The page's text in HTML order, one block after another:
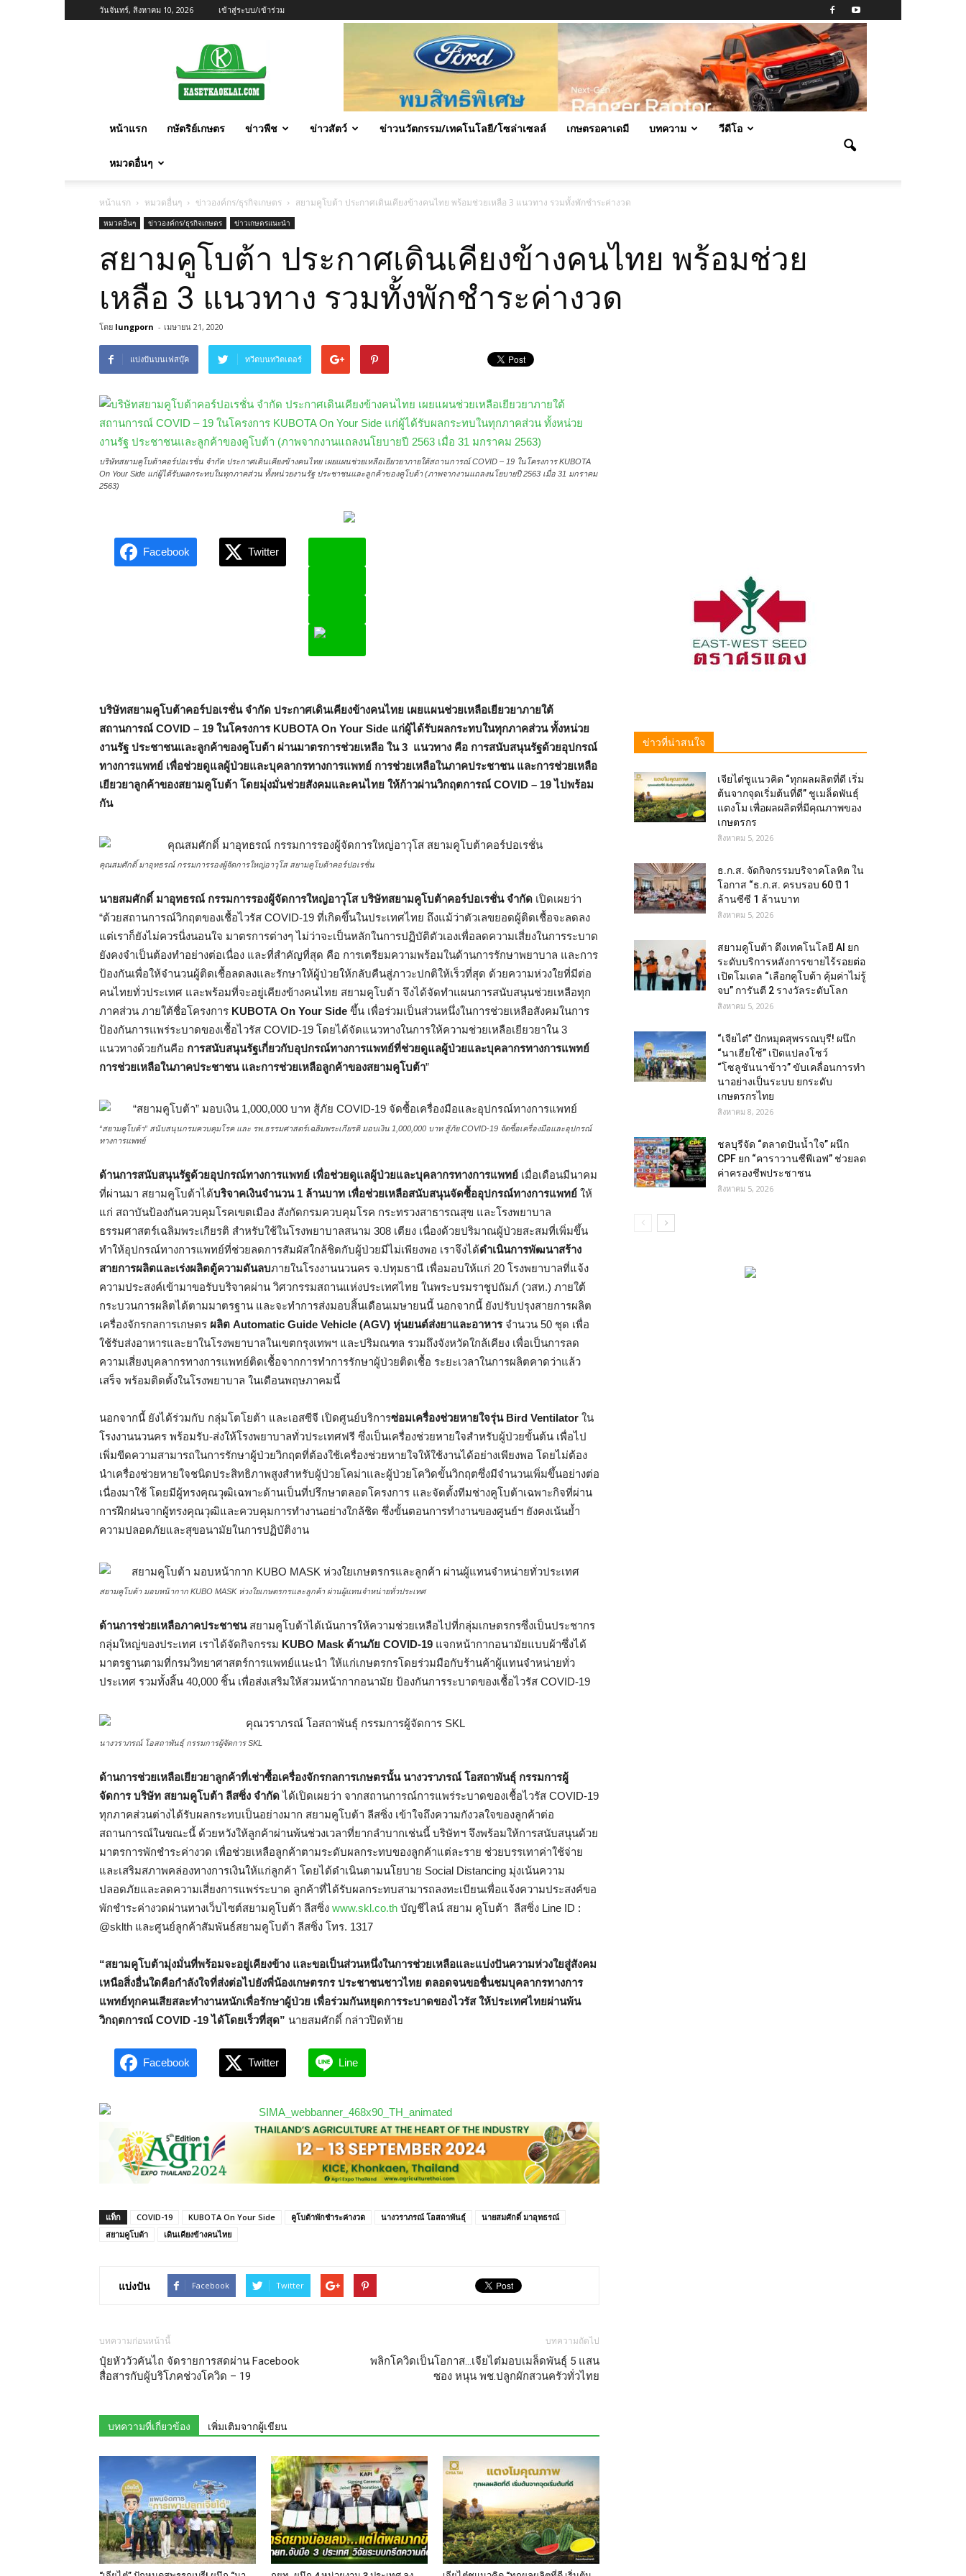
วันจันทร์, สิงหาคม 10, 2026 เข้าสู่ระบบ/เข้าร่วม
หน้าแรก กษัตริย์เกษตร ข่าวพืช ข่าวสัตว์ ข่าวนวัตกรรม/เทคโนโลยี/โซล่าเซลล์ เกษตรอคาเดมี บทความ วีดีโอ
หมวดอื่นๆ
หน้าแรก หมวดอื่นๆ ข่าวองค์กร/ธุรกิจเกษตร สยามคูโบต้า ประกาศเดินเคียงข้างคนไทย พร้อมช่วยเหลือ 3 แนวทาง รวมทั้งพักชำระค่างวด
หมวดอื่นๆ ข่าวองค์กร/ธุรกิจเกษตร ข่าวเกษตรแนะนำ
สยามคูโบต้า ประกาศเดินเคียงข้างคนไทย พร้อมช่วย
เหลือ 3 แนวทาง รวมทั้งพักชำระค่างวด
โดย lungporn - เมษายน 21, 2020
แบ่งปันบนเฟสบุ๊ค ทวีตบนทวิตเตอร์
บริษัทสยามคูโบต้าคอร์ปอเรชั่น จำกัด ประกาศเดินเคียงข้างคนไทย เผยแผนช่วยเหลือเยียวยาภายใต้สถานการณ์ COVID – 19 ในโครงการ KUBOTA
On Your Side แก่ผู้ได้รับผลกระทบในทุกภาคส่วน ทั้งหน่วยงานรัฐ ประชาชนและลูกค้าของคูโบต้า (ภาพจากงานแถลงนโยบายปี 2563 เมื่อ 31 มกราคม
2563)
Facebook Twitter
บริษัทสยามคูโบต้าคอร์ปอเรชั่น จำกัด ประกาศเดินเคียงข้างคนไทย เผยแผนช่วยเหลือเยียวยาภายใต้
สถานการณ์ COVID – 19 ในโครงการ KUBOTA On Your Side แก่ผู้ได้รับผลกระทบในทุกภาคส่วน ทั้งหน่วย
งานรัฐ ประชาชนและลูกค้าของคูโบต้า ผ่านมาตรการช่วยเหลือ ใน 3 แนวทาง คือ การสนับสนุนรัฐด้วยอุปกรณ์
ทางการแพทย์ เพื่อช่วยดูแลผู้ป่วยและบุคลากรทางการแพทย์ การช่วยเหลือในภาคประชาชน และการช่วยเหลือ
เยียวยาลูกค้าของสยามคูโบต้า โดยมุ่งมั่นช่วยสังคมและคนไทย ให้ก้าวผ่านวิกฤตการณ์ COVID – 19 ไปพร้อม
กัน
คุณสมศักดิ์ มาอุทธรณ์ กรรมการรองผู้จัดการใหญ่อาวุโส สยามคูโบต้าคอร์ปอเรชั่น
นายสมศักดิ์ มาอุทธรณ์ กรรมการรองผู้จัดการใหญ่อาวุโส บริษัทสยามคูโบต้าคอร์ปอเรชั่น จำกัด เปิดเผยว่า
“ด้วยสถานการณ์วิกฤตของเชื้อไวรัส COVID-19 ที่เกิดขึ้นในประเทศไทย ถึงแม้ว่าตัวเลขยอดผู้ติดเชื้อจะลดลง
แต่เราก็ยังไม่ควรนิ่งนอนใจ มาตรการต่างๆ ไม่ว่าจะเป็นหลักในการปฏิบัติตัวเองเพื่อลดความเสี่ยงในการระบาด
ยังคงจำเป็นต้องทำอย่างต่อเนื่อง และที่สำคัญที่สุด คือ การเตรียมความพร้อมในด้านการรักษาพยาบาล และการ
ป้องกันเพื่อให้จำนวนผู้ติดเชื้อลดลงและรักษาให้ผู้ป่วยให้กลับคืนสู่ภาวะปกติให้เร็วที่สุด ด้วยความห่วงใยที่มีต่อ
คนไทยทั่วประเทศ และพร้อมที่จะอยู่เคียงข้างคนไทย สยามคูโบต้า จึงได้จัดทำแผนการสนับสนุนช่วยเหลือทุก
ภาคส่วน ภายใต้ชื่อโครงการ KUBOTA On Your Side ขึ้น เพื่อร่วมเป็นส่วนหนึ่งในการช่วยเหลือสังคมในการ
ป้องกันการแพร่ระบาดของเชื้อไวรัส COVID-19 โดยได้จัดแนวทางในการให้ความช่วยเหลือเยียวยาใน 3
แนวทางด้วยกันคือ การสนับสนุนรัฐเกี่ยวกับอุปกรณ์ทางการแพทย์ที่ช่วยดูแลผู้ป่วยและบุคลากรทางการแพทย์
การช่วยเหลือในภาคประชาชน และการช่วยเหลือลูกค้าของสยามคูโบต้า”
“สยามคูโบต้า” สนับสนุนกรมควบคุมโรค และ รพ.ธรรมศาสตร์เฉลิมพระเกียรติ มอบเงิน 1,000,000 บาท สู้ภัย COVID-19 จัดซื้อเครื่องมือและอุปกรณ์
ทางการแพทย์
ด้านการสนับสนุนรัฐด้วยอุปกรณ์ทางการแพทย์ เพื่อช่วยดูแลผู้ป่วยและบุคลากรทางการแพทย์ เมื่อเดือนมีนาคม
ที่ผ่านมา สยามคูโบต้าได้บริจาคเงินจำนวน 1 ล้านบาท เพื่อช่วยเหลือสนับสนุนจัดซื้ออุปกรณ์ทางการแพทย์ ให้
แก่ สถาบันป้องกันควบคุมโรคเขตเมือง สังกัดกรมควบคุมโรค กระทรวงสาธารณสุข และโรงพยาบาล
ธรรมศาสตร์เฉลิมพระเกียรติ สำหรับใช้ในโรงพยาบาลสนาม 308 เตียง เนื่องด้วยปริมาณผู้ป่วยสะสมที่เพิ่มขึ้น
ทำให้อุปกรณ์ทางการแพทย์ที่ช่วยลดการสัมผัสใกล้ชิดกับผู้ป่วยมีไม่เพียงพอ เราจึงได้ดำเนินการพัฒนาสร้าง
สายการผลิตและเร่งผลิตตู้ความดันลบภายในโรงงานนวนคร จ.ปทุมธานี เพื่อมอบให้แก่ 20 โรงพยาบาลที่แจ้ง
ความประสงค์เข้ามาขอรับบริจาคผ่าน วิศวกรรมสถานแห่งประเทศไทย ในพระบรมราชูปถัมภ์ (วสท.) ภายใต้
กระบวนการผลิตได้ตามมาตรฐาน และจะทำการส่งมอบสิ้นเดือนเมษายนนี้ นอกจากนี้ ยังปรับปรุงสายการผลิต
เครื่องจักรกลการเกษตร ผลิต Automatic Guide Vehicle (AGV) หุ่นยนต์ส่งยาและอาหารจำนวน 50 ชุด เพื่อ
ใช้รับส่งอาหารและยาในโรงพยาบาลในเขตกรุงเทพฯ และปริมณฑล รวมถึงจังหวัดใกล้เคียง เพื่อเป็นการลด
ความเสี่ยงบุคลากรทางการแพทย์ติดเชื้อจากการทำการรักษาผู้ป่วยติดเชื้อ ระยะเวลาในการผลิตคาดว่าแล้ว
เสร็จ พร้อมติดตั้งในโรงพยาบาล ในเดือนพฤษภาคมนี้
นอกจากนี้ ยังได้ร่วมกับ กลุ่มโตโยต้า และเอสซีจี เปิดศูนย์บริการซ่อมเครื่องช่วยหายใจรุ่น Bird Ventilator ใน
โรงงานนวนคร พร้อมรับ-ส่งให้โรงพยาบาลทั่วประเทศฟรี ซึ่งเป็นเครื่องช่วยหายใจสำหรับผู้ป่วยขั้นต้น เพื่อไป
เพิ่มขีดความสามารถในการรักษาผู้ป่วยวิกฤตที่ต้องใช้เครื่องช่วยหายใจให้ใช้งานได้อย่างเพียงพอ โดยไม่ต้อง
นำเครื่องช่วยหายใจชนิดประสิทธิภาพสูงสำหรับผู้ป่วยโคม่าและผู้ป่วยโควิดขั้นวิกฤตซึ่งมีจำนวนเพิ่มขึ้นอย่างต่อ
เนื่องมาใช้ โดยมีผู้ทรงคุณวุฒิเฉพาะด้านเป็นที่ปรึกษาตลอดโครงการ และจัดตั้งทีมช่างคูโบต้าเฉพาะกิจที่ผ่าน
การฝึกฝนจากผู้ทรงคุณวุฒิและควบคุมการทำงานอย่างใกล้ชิด ซึ่งขั้นตอนการทำงานของศูนย์ฯ ยังคงเน้นย้ำ
ความปลอดภัยและสุขอนามัยในการปฏิบัติงาน
สยามคูโบต้า มอบหน้ากาก KUBO MASK ห่วงใยเกษตรกรและลูกค้า ผ่านผู้แทนจำหน่ายทั่วประเทศ
ด้านการช่วยเหลือภาคประชาชนสยามคูโบต้าได้เน้นการให้ความช่วยเหลือไปที่กลุ่มเกษตรกรซึ่งเป็นประชากร
กลุ่มใหญ่ของประเทศ เราได้จัดกิจกรรม KUBO Mask ต้านภัย COVID-19 แจกหน้ากากอนามัยแบบผ้าซึ่งได้
มาตรฐานตามที่กรมวิทยาศาสตร์การแพทย์แนะนำ ให้แก่เกษตรกรโดยร่วมมือกับร้านค้าผู้แทนจำหน่ายทั่ว
ประเทศ รวมทั้งสิ้น 40,000 ชิ้น เพื่อส่งเสริมให้สวมหน้ากากอนามัย ป้องกันการระบาดของเชื้อไวรัส COVID-19
นางวราภรณ์ โอสถาพันธุ์ กรรมการผู้จัดการ SKL
ด้านการช่วยเหลือเยียวยาลูกค้าที่เช่าซื้อเครื่องจักรกลการเกษตรนั้น นางวราภรณ์ โอสถาพันธุ์ กรรมการผู้
จัดการ บริษัท สยามคูโบต้า ลีสซิ่ง จำกัดได้เปิดเผยว่า จากสถานการณ์การแพร่ระบาดของเชื้อไวรัส COVID-19
ทุกภาคส่วนต่างได้รับผลกระทบเป็นอย่างมาก สยามคูโบต้า ลีสซิ่ง เข้าใจถึงความกังวลใจของลูกค้าต่อ
สถานการณ์ในขณะนี้ ด้วยหวังให้ลูกค้าผ่านพ้นช่วงเวลาที่ยากลำบากเช่นนี้ บริษัทฯ จึงพร้อมให้การสนับสนุนด้วย
มาตรการพักชำระค่างวด เพื่อช่วยเหลือลูกค้าตามระดับผลกระทบของลูกค้าแต่ละราย ช่วยบรรเทาค่าใช้จ่าย
และเสริมสภาพคล่องทางการเงินให้แก่ลูกค้า โดยได้ดำเนินตามนโยบาย Social Distancing มุ่งเน้นความ
ปลอดภัยและลดความเสี่ยงการแพร่ระบาด ลูกค้าที่ได้รับผลกระทบสามารถลงทะเบียนเพื่อแจ้งความประสงค์ขอ
พักชำระค่างวดผ่านทางเว็บไซต์สยามคูโบต้า ลีสซิ่ง www.skl.co.th บัญชีไลน์ สยาม คูโบต้า ลีสซิ่ง Line ID :
@sklth และศูนย์ลูกค้าสัมพันธ์สยามคูโบต้า ลีสซิ่ง โทร. 1317
“สยามคูโบต้ามุ่งมั่นที่พร้อมจะอยู่เคียงข้าง และขอเป็นส่วนหนึ่งในการช่วยเหลือและแบ่งปันความห่วงใยสู่สังคม
เหนือสิ่งอื่นใดคือกำลังใจที่ส่งต่อไปยังพี่น้องเกษตรกร ประชาชนชาวไทย ตลอดจนขอชื่นชมบุคลากรทางการ
แพทย์ทุกคนเสียสละทำงานหนักเพื่อรักษาผู้ป่วย เพื่อร่วมกันหยุดการระบาดของไวรัส ให้ประเทศไทยผ่านพ้น
วิกฤตการณ์ COVID -19 ได้โดยเร็วที่สุด” นายสมศักดิ์ กล่าวปิดท้าย
Facebook Twitter Line
แท็ก COVID-19 KUBOTA On Your Side คูโบต้าพักชำระค่างวด นางวราภรณ์ โอสถาพันธุ์
นายสมศักดิ์ มาอุทธรณ์
สยามคูโบต้า
เดินเคียงข้างคนไทย
แบ่งปัน Facebook Twitter
บทความก่อนหน้านี้
ปุ๋ยหัววัวคันไถ จัดรายการสดผ่าน Facebook
สื่อสารกับผู้บริโภคช่วงโควิด – 19
บทความถัดไป
พลิกโควิดเป็นโอกาส…เจียไต๋มอบเมล็ดพันธุ์ 5 แสน
ซอง หนุน พช.ปลูกผักสวนครัวทั่วไทย
บทความที่เกี่ยวข้อง เพิ่มเติมจากผู้เขียน
ข่าวที่น่าสนใจ
เจียไต๋ชูแนวคิด “ทุกผลผลิตที่ดี เริ่ม
ต้นจากจุดเริ่มต้นที่ดี” ชูเมล็ดพันธุ์
แตงโม เพื่อผลผลิตที่มีคุณภาพของ
เกษตรกร
สิงหาคม 5, 2026
ธ.ก.ส. จัดกิจกรรมบริจาคโลหิต ใน
โอกาส “ธ.ก.ส. ครบรอบ 60 ปี 1
ล้านซีซี 1 ล้านบาท
สิงหาคม 5, 2026
สยามคูโบต้า ดึงเทคโนโลยี AI ยก
ระดับบริการหลังการขายไร้รอยต่อ
เปิดโมเดล “เลือกคูโบต้า คุ้มค่าไม่รู้
จบ” การันตี 2 รางวัลระดับโลก
สิงหาคม 5, 2026
“เจียไต๋” ปักหมุดสุพรรณบุรี! ผนึก
“นาเฮียใช้” เปิดแปลงโชว์
“โซลูชันนาข้าว” ขับเคลื่อนการทำ
นาอย่างเป็นระบบ ยกระดับ
เกษตรกรไทย
สิงหาคม 8, 2026
ชลบุรีจัด “ตลาดปันน้ำใจ” ผนึก
CPF ยก “คาราวานซีพีเอฟ” ช่วยลด
ค่าครองชีพประชาชน
สิงหาคม 5, 2026